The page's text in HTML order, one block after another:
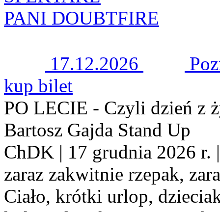
PANI DOUBTFIRE
17.12.2026
kup bilet
PO LECIE - Czyli dzień z
Bartosz Gajda Stand Up
ChDK | 17 grudnia 2026 r.
zaraz zakwitnie rzepak,
Ciało, krótki urlop,